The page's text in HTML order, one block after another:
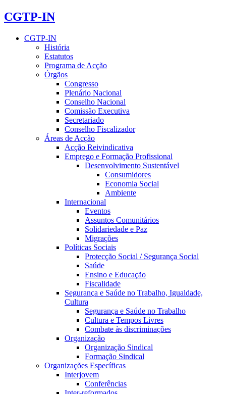
CGTP-IN
CGTP-IN
História
Estatutos
Programa de Acção
Órgãos
Congresso
Plenário Nacional
Conselho Nacional
Comissão Executiva
Secretariado
Conselho Fiscalizador
Áreas de Acção
Acção Reivindicativa
Emprego e Formação Profissional
Desenvolvimento Sustentável
Consumidores
Economia Social
Ambiente
Internacional
Eventos
Assuntos Comunitários
Solidariedade e Paz
Migrações
Políticas Sociais
Protecção Social / Segurança Social
Saúde
Ensino e Educação
Fiscalidade
Segurança e Saúde no Trabalho, Igualdade,
Cultura
Segurança e Saúde no Trabalho
Cultura e Tempos Livres
Combate às discriminações
Organização
Organização Sindical
Formação Sindical
Organizações Específicas
Interjovem
Conferências